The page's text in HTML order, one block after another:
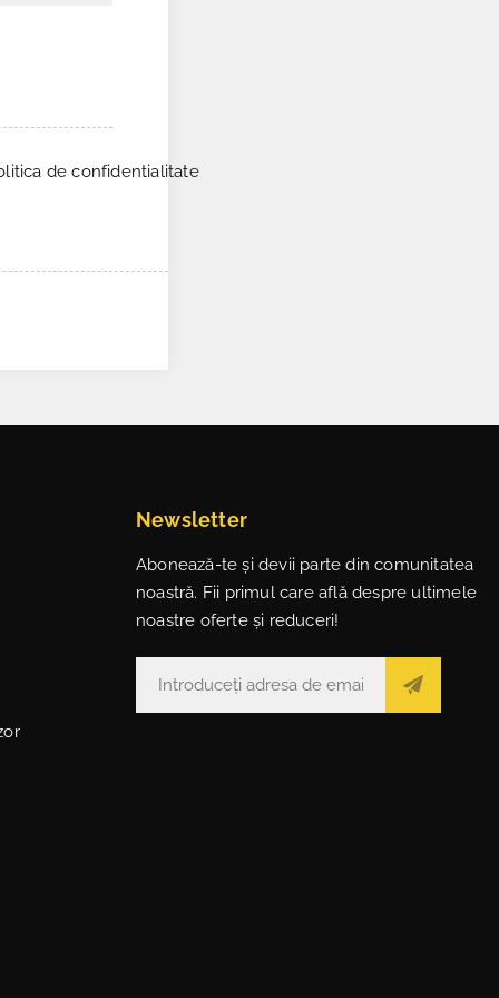
de confidentialitate
Newsletter
Abonează-te și devii parte din comunitatea
noastră. Fii primul care află despre ultimele
noastre oferte și reduceri!